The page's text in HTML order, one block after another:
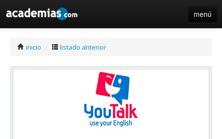
menú
inicio / listado anterior